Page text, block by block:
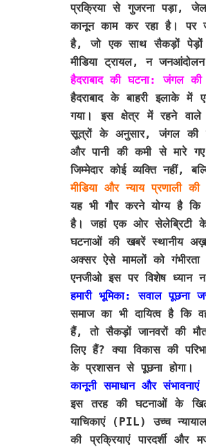
प्रक्रिया से गुजरना पड़ा,
कानून काम कर रहा है। पर
है, जो एक साथ सैकड़ों पेड़ों
मीडिया ट्रायल, न
हैदराबाद की घटना: जंगल की
हैदराबाद के बाहरी इलाके में
गया। इस क्षेत्र में रहने वाले
सूत्रों के अनुसार, जंगल की
और पानी की कमी से मारे
जिम्मेदार कोई व्यक्ति नहीं,
मीडिया और न्याय प्रणाली की
यह भी गौर करने योग्य है कि
है। जहां एक ओर सेलेब्रिटी
घटनाओं की खबरें स्थानीय
अक्सर ऐसे मामलों को
एनजीओ इस पर विशेष ध्यान
हमारी भूमिका: सवाल पूछना
समाज का भी दायित्व है कि
हैं, तो सैकड़ों जानवरों की
लिए हैं? क्या विकास की
के प्रशासन से पूछना होगा।
कानूनी समाधान और संभावनाएं
इस तरह की घटनाओं के
याचिकाएं (PIL) उच्च
की प्रक्रियाएं पारदर्शी